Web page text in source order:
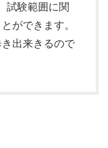
試験範囲に関
ができます。
出来きるので